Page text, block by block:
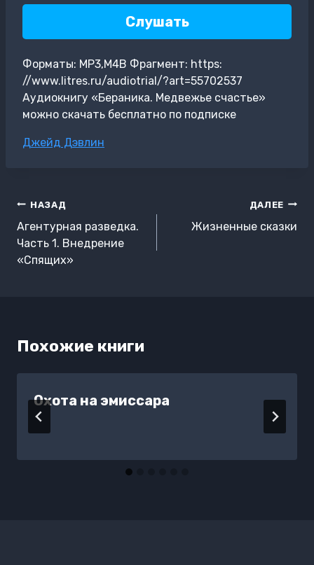
Слушать
Форматы: MP3,M4B Фрагмент: https:
//www.litres.ru/audiotrial/?art=55702537
Аудиокнигу «Бераника. Медвежье счастье»
можно скачать бесплатно по подписке
Метки
Джейд Дэвлин
Навигация
по
записям
НАЗАД
Агентурная разведка.
Часть 1. Внедрение
«Спящих»
ДАЛЕЕ
Жизненные сказки
Похожие книги
Охота на эмиссара